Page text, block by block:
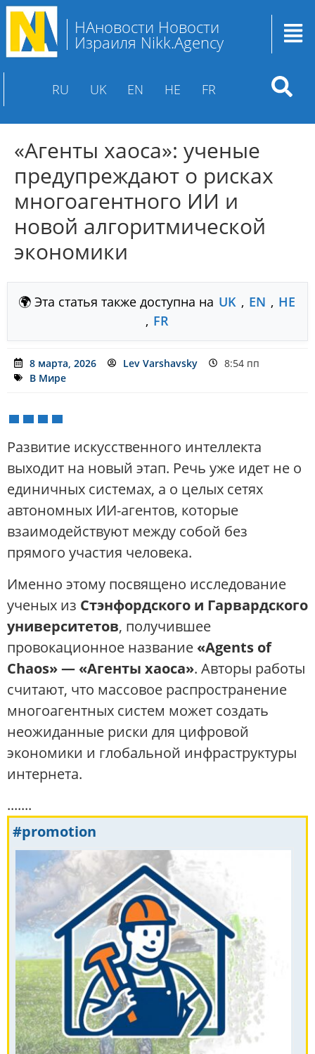
НАновости Новости
Израиля Nikk.Agency
RU UK EN HE FR
«Агенты хаоса»: ученые
предупреждают о рисках
многоагентного ИИ и
новой алгоритмической
экономики
🌍 Эта статья также доступна на UK , EN , HE
, FR
8 марта, 2026 Lev Varshavsky
8:54 пп
В Мире
Развитие искусственного интеллекта
выходит на новый этап. Речь уже идет не о
единичных системах, а о целых сетях
автономных ИИ-агентов, которые
взаимодействуют между собой без
прямого участия человека.
Именно этому посвящено исследование
ученых из Стэнфордского и Гарвардского
университетов, получившее
провокационное название «Agents of
Chaos» — «Агенты хаоса». Авторы работы
считают, что массовое распространение
многоагентных систем может создать
неожиданные риски для цифровой
экономики и глобальной инфраструктуры
интернета.
.......
#promotion